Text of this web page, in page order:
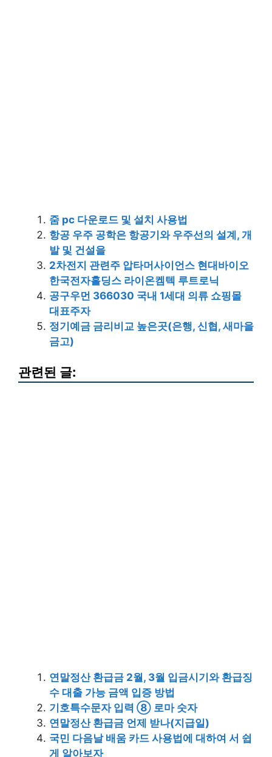
줌 pc 다운로드 및 설치 사용법
항공 우주 공학은 항공기와 우주선의 설계, 개
발 및 건설을
2차전지 관련주 압타머사이언스 현대바이오
한국전자홀딩스 라이온켐텍 루트로닉
공구우먼 366030 국내 1세대 의류 쇼핑몰
대표주자
정기예금 금리비교 높은곳(은행, 신협, 새마을
금고)
관련된 글:
연말정산 환급금 2월, 3월 입금시기와 환급징
수 대출 가능 금액 입증 방법
기호특수문자 입력 ⑧ 로마 숫자
연말정산 환급금 언제 받나(지급일)
국민 다음날 배움 카드 사용법에 대하여 서 쉽
게 알아보자